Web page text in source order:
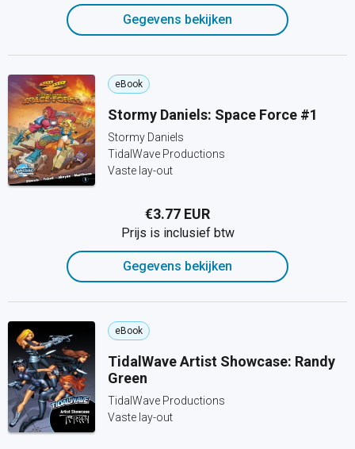
Gegevens bekijken
eBook
Stormy Daniels: Space Force #1
Stormy Daniels
TidalWave Productions
Vaste lay-out
€3.77 EUR
Prijs is inclusief btw
Gegevens bekijken
eBook
TidalWave Artist Showcase: Randy
Green
TidalWave Productions
Vaste lay-out